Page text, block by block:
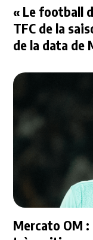
« Le football
TFC de la
de la data de
Mercato OM